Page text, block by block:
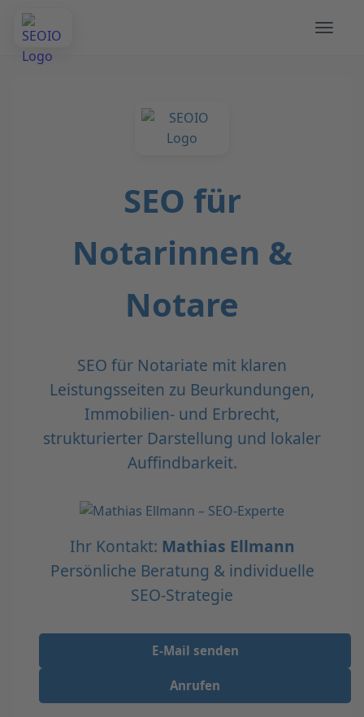
SEO für
Notarinnen &
Notare
SEO für Notariate mit klaren
Leistungsseiten zu Beurkundungen,
Immobilien- und Erbrecht,
strukturierter Darstellung und lokaler
Auffindbarkeit.
Ihr Kontakt: Mathias Ellmann
Persönliche Beratung & individuelle
SEO-Strategie
E-Mail senden
Anrufen